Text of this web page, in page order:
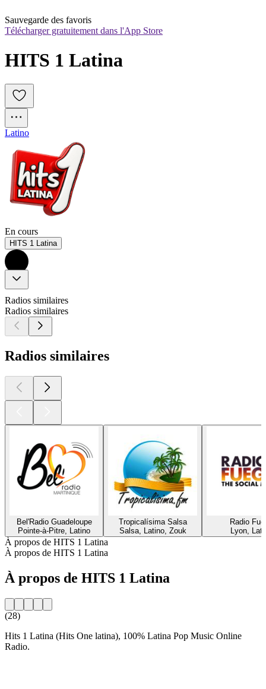
Sauvegarde des favoris
Télécharger gratuitement dans l'App Store
HITS 1 Latina
Latino
En cours
HITS 1 Latina
Radios similaires
Radios similaires
Radios similaires
Bel'Radio Guadeloupe
Pointe-à-Pitre, Latino
Tropicalísima Salsa
Salsa, Latino, Zouk
Radio
Lyon,
À propos de HITS 1 Latina
À propos de HITS 1 Latina
À propos de HITS 1 Latina
(28)
Hits 1 Latina (Hits One latina), 100% Latina Pop Music Online
Radio.